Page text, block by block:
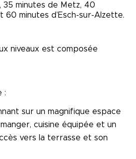
35 minutes de Metz, 40
60 minutes d’Esch-sur-Alzette.
niveaux est composée
:
sur un magnifique espace
cuisine équipée et un
vers la terrasse et son